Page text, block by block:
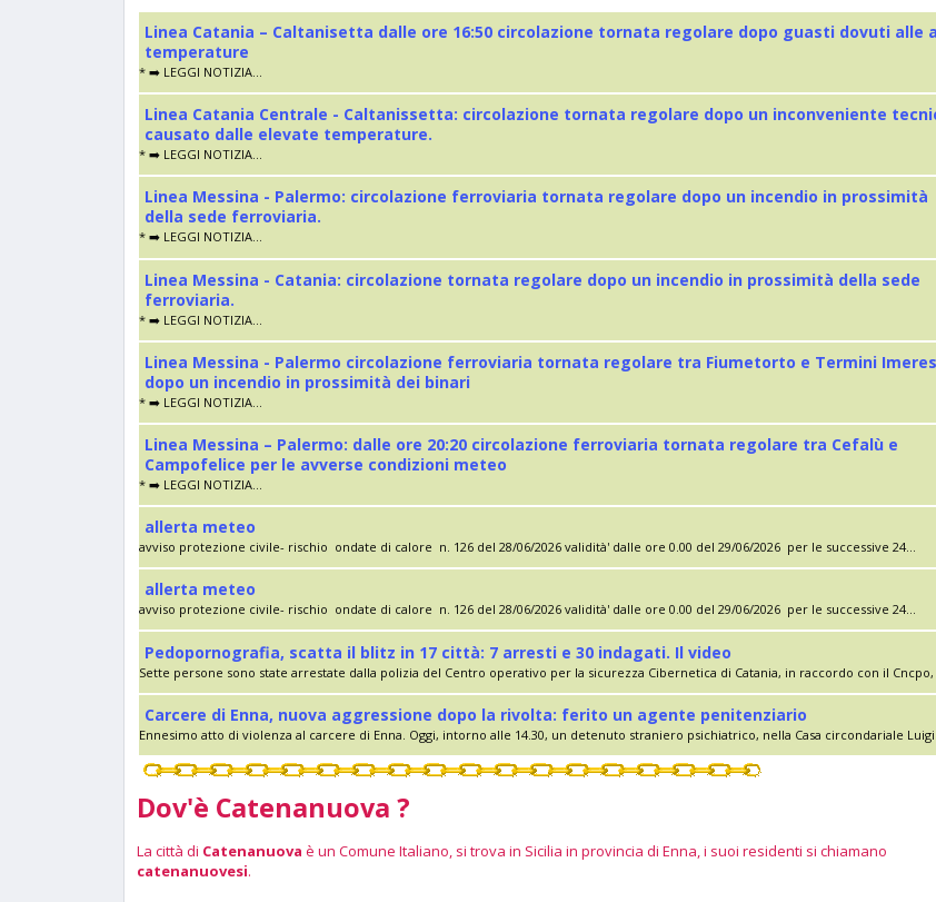
Linea Catania – Caltanisetta dalle ore 16:50 circolazione tornata regolare dopo guasti dovuti alle
temperature
* ➡️ LEGGI NOTIZIA...
Linea Catania Centrale - Caltanissetta: circolazione tornata regolare dopo un inconveniente
causato dalle elevate temperature.
* ➡️ LEGGI NOTIZIA...
Linea Messina - Palermo: circolazione ferroviaria tornata regolare dopo un incendio in prossimità
della sede ferroviaria.
* ➡️ LEGGI NOTIZIA...
Linea Messina - Catania: circolazione tornata regolare dopo un incendio in prossimità della sede
ferroviaria.
* ➡️ LEGGI NOTIZIA...
Linea Messina - Palermo circolazione ferroviaria tornata regolare tra Fiumetorto e Termini
dopo un incendio in prossimità dei binari
* ➡️ LEGGI NOTIZIA...
Linea Messina – Palermo: dalle ore 20:20 circolazione ferroviaria tornata regolare tra Cefalù e
Campofelice per le avverse condizioni meteo
* ➡️ LEGGI NOTIZIA...
allerta meteo
avviso protezione civile- rischio ondate di calore n. 126 del 28/06/2026 validità' dalle ore 0.00 del 29/06/2026 per le successive 24...
allerta meteo
avviso protezione civile- rischio ondate di calore n. 126 del 28/06/2026 validità' dalle ore 0.00 del 29/06/2026 per le successive 24...
Pedopornografia, scatta il blitz in 17 città: 7 arresti e 30 indagati. Il video
Sette persone sono state arrestate dalla polizia del Centro operativo per la sicurezza Cibernetica di Catania, in raccordo con il Cncpo,
Carcere di Enna, nuova aggressione dopo la rivolta: ferito un agente penitenziario
Ennesimo atto di violenza al carcere di Enna. Oggi, intorno alle 14.30, un detenuto straniero psichiatrico, nella Casa circondariale Luigi...
Dov'è Catenanuova ?
La città di Catenanuova è un Comune Italiano, si trova in Sicilia in provincia di Enna, i suoi residenti si chiamano
catenanuovesi.